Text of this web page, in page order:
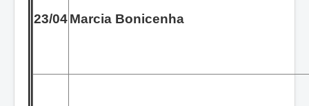
23/04Marcia Bonicenha